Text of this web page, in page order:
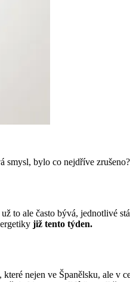
smysl, bylo co nejdříve
už to ale často bývá, jednotlivé
již tento týden.
nejen ve Španělsku, ale v